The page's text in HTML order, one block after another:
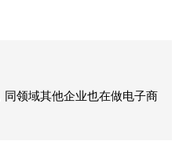
领域其他企业也在做电子商